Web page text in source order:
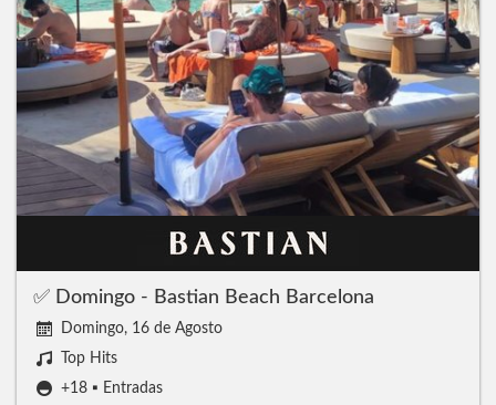
✅ Domingo - Bastian Beach Barcelona
Domingo, 16 de Agosto
Top Hits
+18 ▪️ Entradas